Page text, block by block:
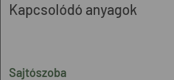
Sajtószoba
Kapcsolódó anyagok